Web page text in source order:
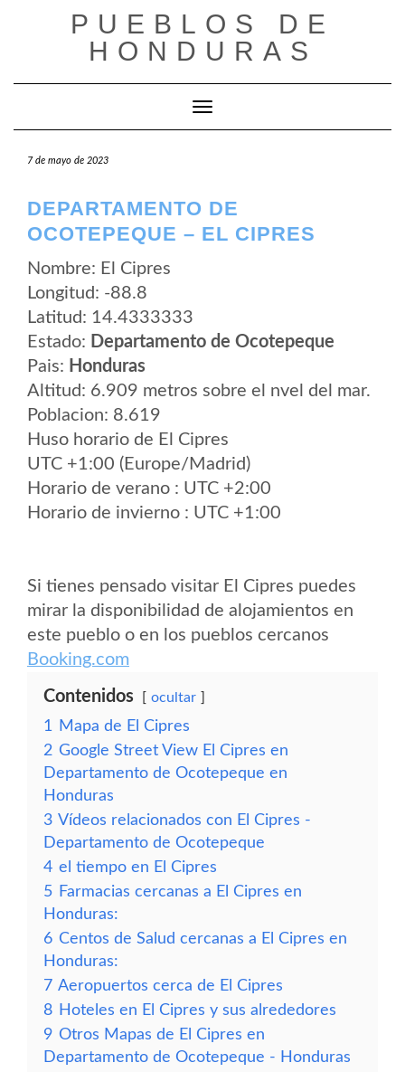
PUEBLOS DE
HONDURAS
Cambiar modo de navegación
7 de mayo de 2023
DEPARTAMENTO DE
OCOTEPEQUE – EL CIPRES
Nombre: El Cipres
Longitud: -88.8
Latitud: 14.4333333
Estado: Departamento de Ocotepeque
Pais: Honduras
Altitud: 6.909 metros sobre el nvel del mar.
Poblacion: 8.619
Huso horario de El Cipres
UTC +1:00 (Europe/Madrid)
Horario de verano : UTC +2:00
Horario de invierno : UTC +1:00
Si tienes pensado visitar El Cipres puedes
mirar la disponibilidad de alojamientos en
este pueblo o en los pueblos cercanos
Booking.com
Contenidos ocultar
1
Mapa de El Cipres
2 Google Street View El Cipres en
Departamento de Ocotepeque en
Honduras
3 Vídeos relacionados con El Cipres -
Departamento de Ocotepeque
4 el tiempo en El Cipres
5 Farmacias cercanas a El Cipres en
Honduras:
6 Centos de Salud cercanas a El Cipres en
Honduras:
7 Aeropuertos cerca de El Cipres
8 Hoteles en El Cipres y sus alrededores
9 Otros Mapas de El Cipres en
Departamento de Ocotepeque - Honduras